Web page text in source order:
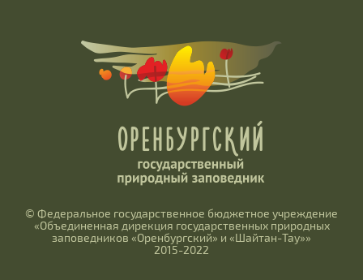
© Федеральное государственное бюджетное учреждение
«Объединенная дирекция государственных природных
заповедников «Оренбургский» и «Шайтан-Тау»»
2015-2022